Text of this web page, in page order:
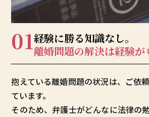
01経験に勝る知識なし。
離婚問題の解決は経験が
抱えている離婚問題の状況は、ご依
ています。
そのため、弁護士がどんなに法律の